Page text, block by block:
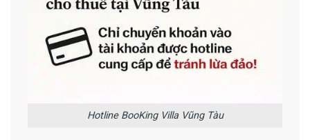
Hotline BooKing Villa Vũng Tàu